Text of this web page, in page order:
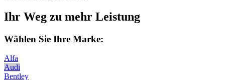
Ihr Weg zu mehr Leistung
Wählen Sie Ihre Marke:
Alfa
Audi
Bentley